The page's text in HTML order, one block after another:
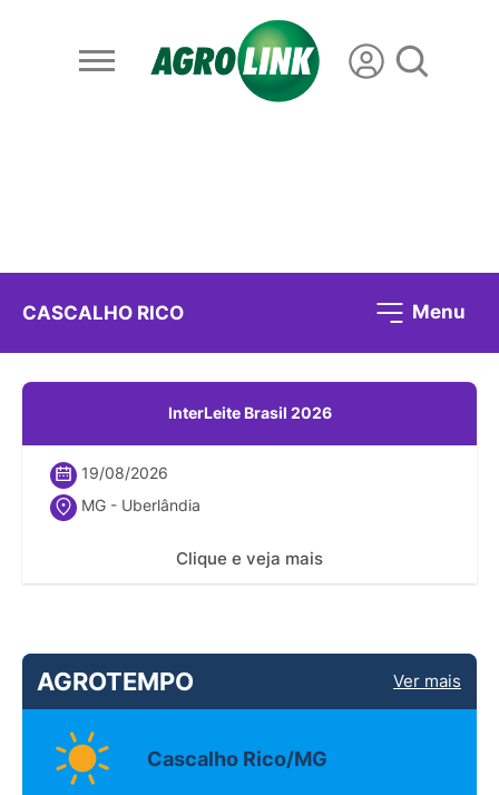
CASCALHO RICO Menu
InterLeite Brasil 2026
19/08/2026
MG - Uberlândia
Clique e veja mais
AGROTEMPO Ver mais
Cascalho Rico/MG